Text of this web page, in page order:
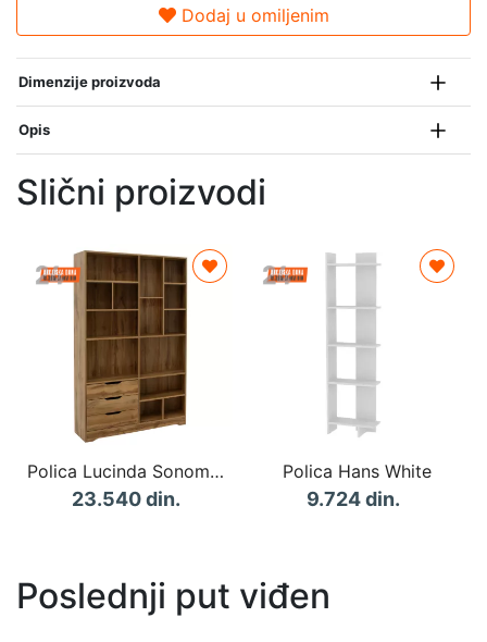
Dodaj u omiljenim
Dimenzije proizvoda
Opis
Slični proizvodi
Polica Lucinda Sonoma 120x29.8x180.5cm
23.540 din.
Polica Hans White
9.724 din.
Poslednji put viđen